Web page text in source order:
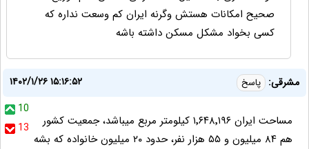
صحیح امکانات هستش وگرنه ایران کم وسعت نداره که
کسی بخواد مشکل مسکن داشته باشه
مشرقی: پاسخ
۱۴۰۲/۱/۲۶ ۱۵:۱۶:۵۲
10
13
مساحت ایران ۱٬۶۴۸٬۱۹۶ کیلومتر مربع میباشد، جمعیت کشور
هم ۸۴ میلیون و ۵۵ هزار نفر، حدود ۲۰ میلیون خانواده که بشه